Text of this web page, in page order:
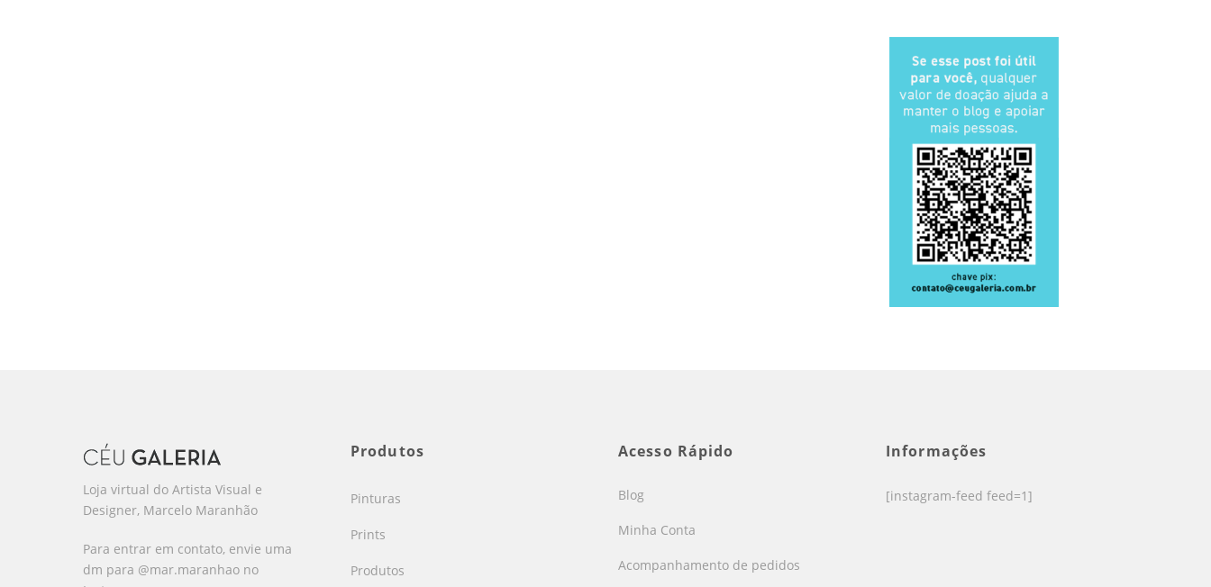
Loja virtual do Artista Visual e
Designer, Marcelo Maranhão
Para entrar em contato, envie uma
dm para @mar.maranhao no
Produtos
Pinturas
Prints
Produtos
Acesso Rápido
Blog
Minha Conta
Acompanhamento de pedidos
Informações
[instagram-feed feed=1]